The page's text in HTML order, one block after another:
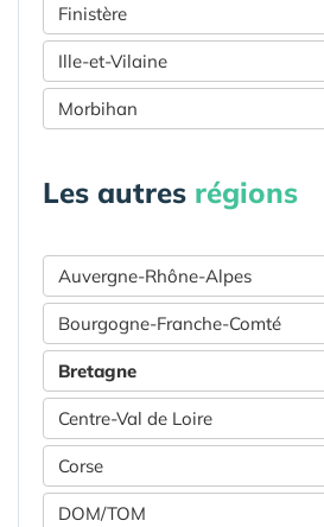
Finistère
Ille-et-Vilaine
Morbihan
Les autres régions
Auvergne-Rhône-Alpes
Bourgogne-Franche-Comté
Bretagne
Centre-Val de Loire
Corse
DOM/TOM